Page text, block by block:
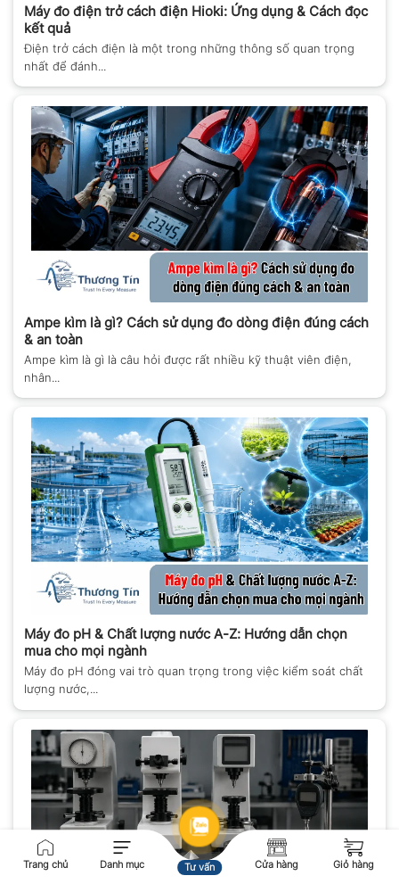
Máy đo điện trở cách điện Hioki: Ứng dụng & Cách đọc
kết quả
Điện trở cách điện là một trong những thông số quan trọng
nhất để đánh...
Ampe kìm là gì? Cách sử dụng đo dòng điện đúng cách
& an toàn
Ampe kìm là gì là câu hỏi được rất nhiều kỹ thuật viên điện,
nhân...
Máy đo pH & Chất lượng nước A-Z: Hướng dẫn chọn
mua cho mọi ngành
Máy đo pH đóng vai trò quan trọng trong việc kiểm soát chất
lượng nước,...
Trang chủ Danh mục Tư vấn Cửa hàng Giỏ hàng